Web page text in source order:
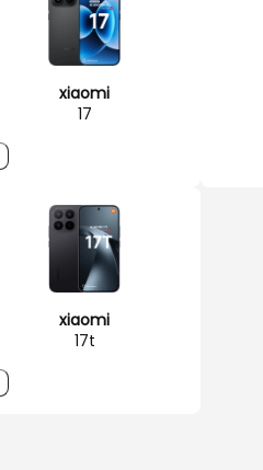
xiaomi
17
xiaomi
17t